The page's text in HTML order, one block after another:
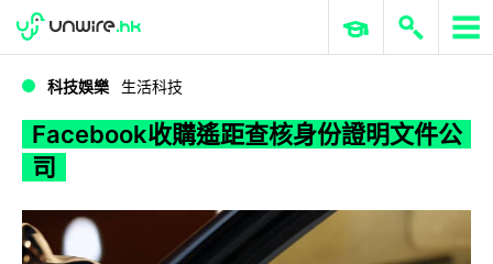
Facebook收購遙距查核身份證明文件公司
WWDC 2026 ERP 與商業 AI
科技娛樂 生活科技
Facebook收購遙距查核身份證明文件公
司